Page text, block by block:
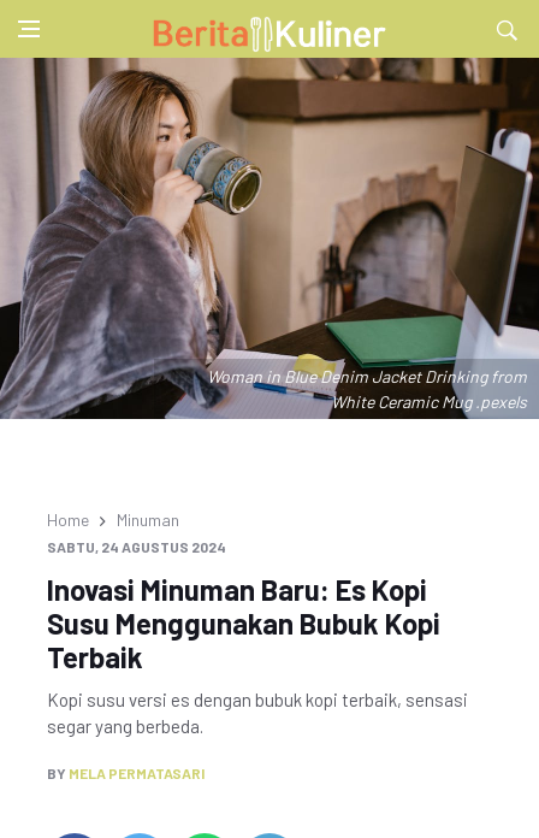
Woman in Blue Denim Jacket Drinking from
White Ceramic Mug .pexels
Home Minuman
SABTU, 24 AGUSTUS 2024
Inovasi Minuman Baru: Es Kopi
Susu Menggunakan Bubuk Kopi
Terbaik
Kopi susu versi es dengan bubuk kopi terbaik, sensasi
segar yang berbeda.
BY MELA PERMATASARI